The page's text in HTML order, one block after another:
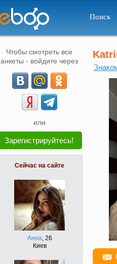
Поиск
Чтобы смотреть все
анкеты - войдите через
или
Зарегистрируйтесь!
Сейчас на сайте
Анна, 26
Киев